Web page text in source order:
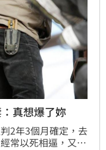
真想爆了妳
2年3個月確定，去
常以死相逼，又傳